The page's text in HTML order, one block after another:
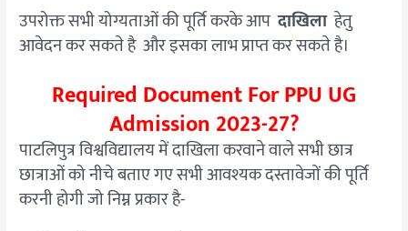
उपरोक्त सभी योग्यताओं की पूर्ति करके आप दाखिलाहेतु
आवेदन कर सकते है और इसका लाभ प्राप्त कर सकते है।
Required Document For PPU UG
Admission 2023-27?
पाटलिपुत्र विश्वविद्यालय में दाखिला करवाने वाले सभी छात्र
छात्राओं को नीचे बताए गए सभी आवश्यक दस्तावेजों की पूर्ति
करनी होगी जो निम्न प्रकार है-